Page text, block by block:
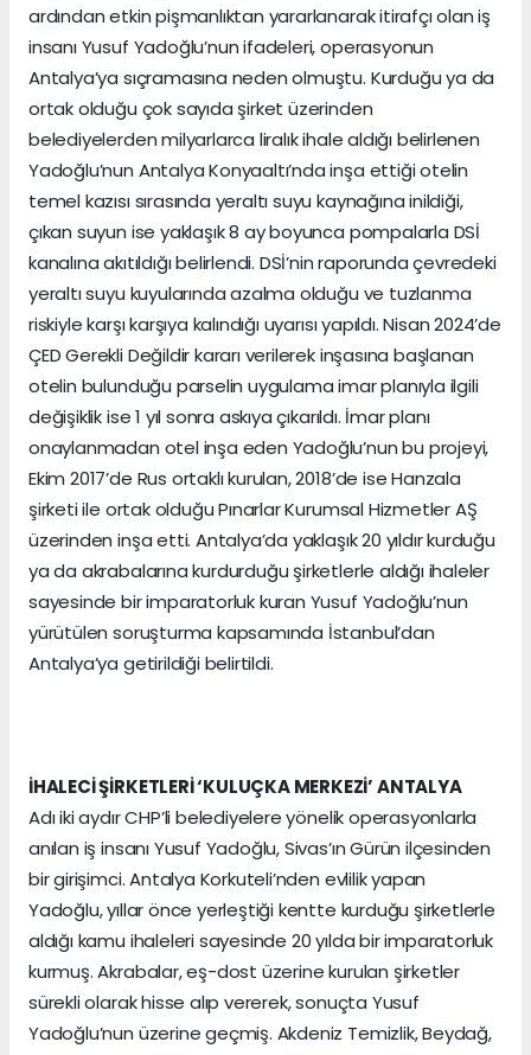
ardından etkin pişmanlıktan yararlanarak itirafçı olan iş
insanı Yusuf Yadoğlu’nun ifadeleri, operasyonun
Antalya’ya sıçramasına neden olmuştu. Kurduğu ya da
ortak olduğu çok sayıda şirket üzerinden
belediyelerden milyarlarca liralık ihale aldığı belirlenen
Yadoğlu’nun Antalya Konyaaltı’nda inşa ettiği otelin
temel kazısı sırasında yeraltı suyu kaynağına inildiği,
çıkan suyun ise yaklaşık 8 ay boyunca pompalarla DSİ
kanalına akıtıldığı belirlendi. DSİ’nin raporunda çevredeki
yeraltı suyu kuyularında azalma olduğu ve tuzlanma
riskiyle karşı karşıya kalındığı uyarısı yapıldı. Nisan 2024’de
ÇED Gerekli Değildir kararı verilerek inşasına başlanan
otelin bulunduğu parselin uygulama imar planıyla ilgili
değişiklik ise 1 yıl sonra askıya çıkarıldı. İmar planı
onaylanmadan otel inşa eden Yadoğlu’nun bu projeyi,
Ekim 2017’de Rus ortaklı kurulan, 2018’de ise Hanzala
şirketi ile ortak olduğu Pınarlar Kurumsal Hizmetler AŞ
üzerinden inşa etti. Antalya’da yaklaşık 20 yıldır kurduğu
ya da akrabalarına kurdurduğu şirketlerle aldığı ihaleler
sayesinde bir imparatorluk kuran Yusuf Yadoğlu’nun
yürütülen soruşturma kapsamında İstanbul’dan
Antalya’ya getirildiği belirtildi.
İHALECİ ŞİRKETLERİ ‘KULUÇKA MERKEZİ’ ANTALYA
Adı iki aydır CHP’li belediyelere yönelik operasyonlarla
anılan iş insanı Yusuf Yadoğlu, Sivas’ın Gürün ilçesinden
bir girişimci. Antalya Korkuteli’nden evlilik yapan
Yadoğlu, yıllar önce yerleştiği kentte kurduğu şirketlerle
aldığı kamu ihaleleri sayesinde 20 yılda bir imparatorluk
kurmuş. Akrabalar, eş-dost üzerine kurulan şirketler
sürekli olarak hisse alıp vererek, sonuçta Yusuf
Yadoğlu’nun üzerine geçmiş. Akdeniz Temizlik, Beydağ,